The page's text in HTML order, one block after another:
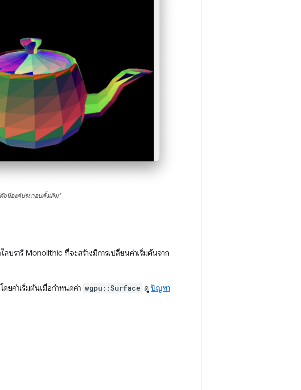
ชนีองค์ประกอบดั้งเดิม"
ลบรารี Monolithic ที่จะสร้างมีการเปลี่ยนค่าเริ่มต้นจาก
ดยค่าเริ่มต้นเมื่อกำหนดค่า wgpu::Surface ดู ปัญหา